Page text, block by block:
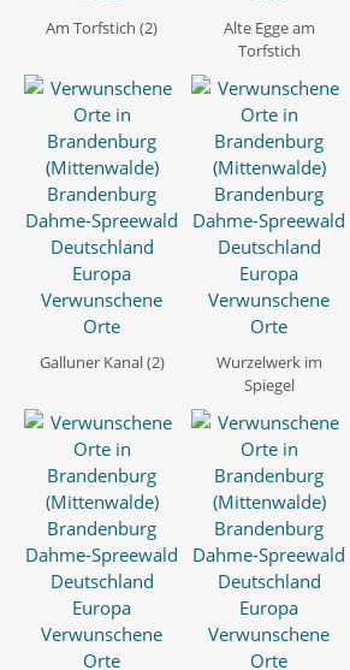
Am Torfstich (2)
Alte Egge am
Torfstich
Galluner Kanal (2)
Wurzelwerk im
Spiegel